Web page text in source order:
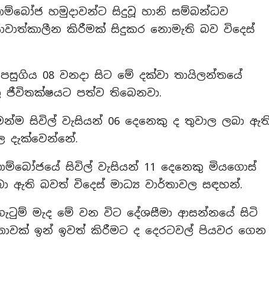
හමුදාවන්ට සිදුවූ හානි සම්බන්ධව
කිරීමක් සිදුකර නොමැති බව විදෙස්
08 වනදා සිට මේ දක්වා තායිලන්තයේ
ජීවිතක්ෂයට පත්ව තිබෙනවා.
සිවිල් වැසියන් 06 දෙනෙකු ද තුවාල ලබා
දැක්වෙන්නේ.
සිවිල් වැසියන් 11 දෙනෙකු මියගොස්
ඇති බවත් විදෙස් මාධ්‍ය වාර්තාවල සඳහන්.
මැද මේ වන විට දේශසීමා ආසන්නයේ සිටි
ඉන් ඉවත් කිරීමට ද දෙරටවල් පියවර ගෙන